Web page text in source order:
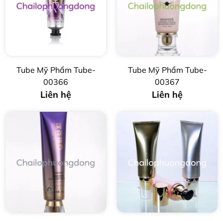
Tube Mỹ Phẩm Tube-
00366
Liên hệ
Tube Mỹ Phẩm Tube-
00367
Liên hệ